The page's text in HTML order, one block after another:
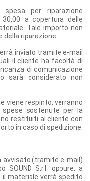
spesa per riparazione
a copertura delle
Tale importo non
riparazione.
inviato tramite e-mail
il cliente ha facoltà di
di comunicazione
sarà considerato non
viene respinto, verranno
sostenute per la
restituiti al cliente con
in caso di spedizione.
avvisato (tramite e-mail)
S.r.l. oppure, a
il materiale verrà spedito